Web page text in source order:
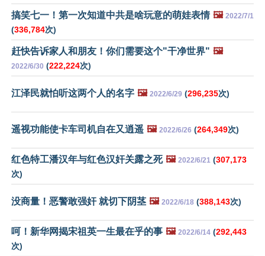
搞笑七一！第一次知道中共是啥玩意的萌娃表情 🖼️ 2022/7/1
(336,784次)
赶快告诉家人和朋友！你们需要这个"干净世界" 🖼️
2022/6/30 (222,224次)
江泽民就怕听这两个人的名字 🖼️ 2022/6/29 (296,235次)
遥视功能使卡车司机自在又逍遥 🖼️ 2022/6/26 (264,349次)
红色特工潘汉年与红色汉奸关露之死 🖼️ 2022/6/21 (307,173
次)
没商量！恶警敢强奸 就切下阴茎 🖼️ 2022/6/18 (388,143次)
呵！新华网揭宋祖英一生最在乎的事 🖼️ 2022/6/14 (292,443
次)